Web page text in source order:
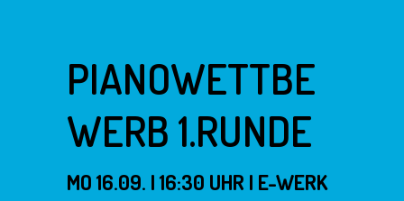
PIANOWETTBE
WERB 1.RUNDE
MO 16.09. | 16:30 UHR | E-WERK